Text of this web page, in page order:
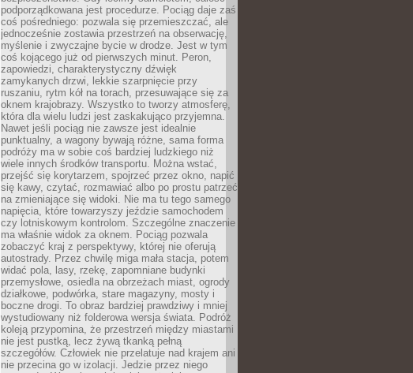
podporządkowana jest procedurze. Pociąg daje zaś
coś pośredniego: pozwala się przemieszczać, ale
jednocześnie zostawia przestrzeń na obserwację,
myślenie i zwyczajne bycie w drodze. Jest w tym
coś kojącego już od pierwszych minut. Peron,
zapowiedzi, charakterystyczny dźwięk
zamykanych drzwi, lekkie szarpnięcie przy
ruszaniu, rytm kół na torach, przesuwające się za
oknem krajobrazy. Wszystko to tworzy atmosferę,
która dla wielu ludzi jest zaskakująco przyjemna.
Nawet jeśli pociąg nie zawsze jest idealnie
punktualny, a wagony bywają różne, sama forma
podróży ma w sobie coś bardziej ludzkiego niż
wiele innych środków transportu. Można wstać,
przejść się korytarzem, spojrzeć przez okno, napić
się kawy, czytać, rozmawiać albo po prostu patrzeć
na zmieniające się widoki. Nie ma tu tego samego
napięcia, które towarzyszy jeździe samochodem
czy lotniskowym kontrolom. Szczególne znaczenie
ma właśnie widok za oknem. Pociąg pozwala
zobaczyć kraj z perspektywy, której nie oferują
autostrady. Przez chwilę miga mała stacja, potem
widać pola, lasy, rzekę, zapomniane budynki
przemysłowe, osiedla na obrzeżach miast, ogrody
działkowe, podwórka, stare magazyny, mosty i
boczne drogi. To obraz bardziej prawdziwy i mniej
wystudiowany niż folderowa wersja świata. Podróż
koleją przypomina, że przestrzeń między miastami
nie jest pustką, lecz żywą tkanką pełną
szczegółów. Człowiek nie przelatuje nad krajem ani
nie przecina go w izolacji. Jedzie przez niego